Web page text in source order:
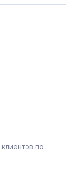
по